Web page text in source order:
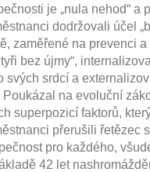
je „nula nehod“ a
dodržovali účel
zaměřené na prevenci
bez újmy“,
svých srdcí a
na evoluční
superpozicí faktorů,
přerušili řetězec
pro každého,
42 let